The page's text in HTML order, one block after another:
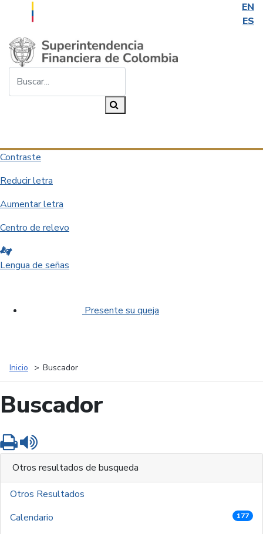
EN
ES
Saltar al contenido principal
Contraste
Reducir letra
Aumentar letra
Centro de relevo
Lengua de señas
Presente su queja
Inicio Buscador
Buscador
Imprimir
Otros resultados de busqueda
Otros Resultados
Calendario
177